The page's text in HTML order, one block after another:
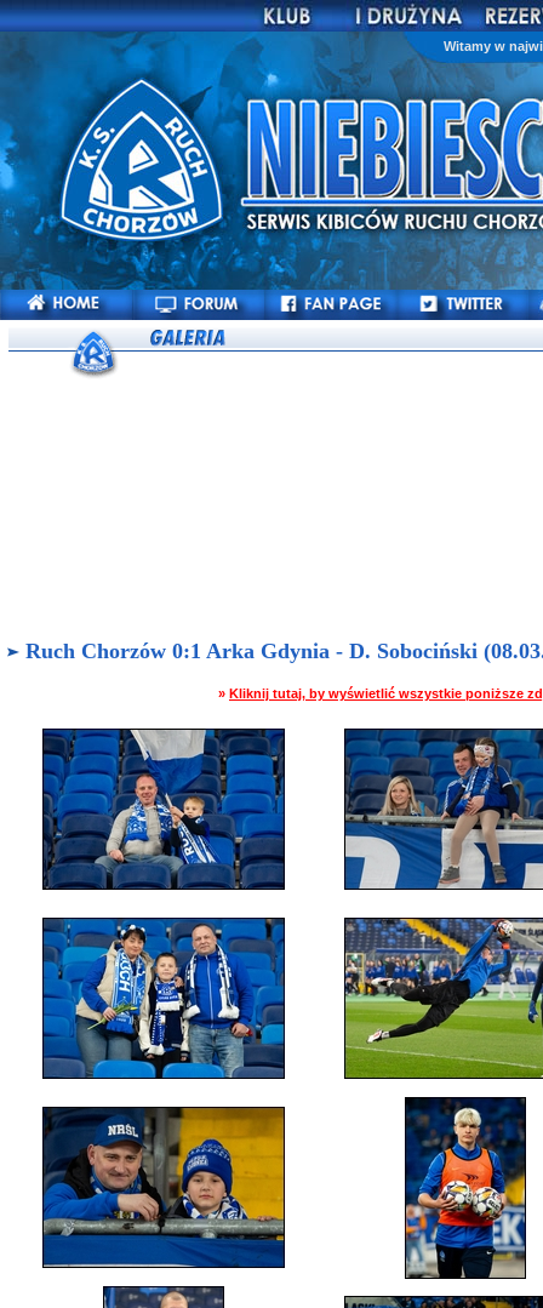
Witamy w
Ruch Chorzów 0:1 Arka Gdynia - D. Sobociński
» Kliknij tutaj, by wyświetlić wszystkie poniższe